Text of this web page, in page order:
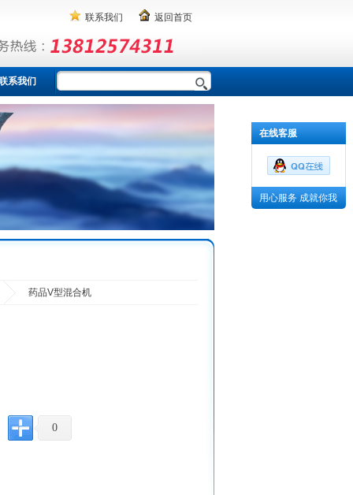
联系我们 返回首页
系我们
药品V型混合机
0
在线客服
用心服务 成就你我